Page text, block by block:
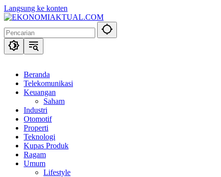
Langsung ke konten
Beranda
Telekomunikasi
Keuangan
Saham
Industri
Otomotif
Properti
Teknologi
Kupas Produk
Ragam
Umum
Lifestyle